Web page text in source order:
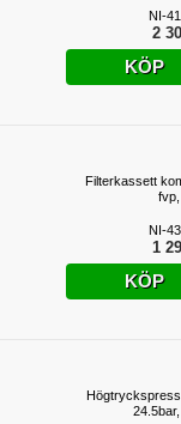
NI-
2
KÖP
Filterkassett
NI-
1
KÖP